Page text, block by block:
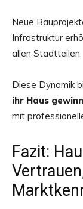
Neue
Infrastruktur
allen Stadtteilen.
Diese Dynamik
ihr Haus
mit
Fazit: